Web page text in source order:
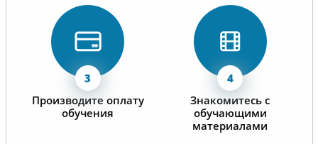
Производите оплату
обучения
Знакомитесь с
обучающими
материалами